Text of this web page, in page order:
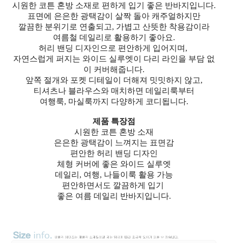
시원한 코튼 혼방 소재로 편하게 입기 좋은 반바지입니다.
표면에 은은한 광택감이 살짝 돌아 캐주얼하지만
깔끔한 분위기로 연출되고, 가볍고 산뜻한 착용감이라
여름철 데일리로 활용하기 좋아요.
허리 밴딩 디자인으로 편안하게 입어지며,
자연스럽게 퍼지는 와이드 실루엣이 다리 라인을 부담 없
이 커버해줍니다.
앞쪽 절개와 포켓 디테일이 더해져 밋밋하지 않고,
티셔츠나 블라우스와 매치하면 데일리룩부터
여행룩, 마실룩까지 다양하게 코디됩니다.
제품 특장점
시원한 코튼 혼방 소재
은은한 광택감이 느껴지는 표면감
편안한 허리 밴딩 디자인
체형 커버에 좋은 와이드 실루엣
데일리, 여행, 나들이룩 활용 가능
편안하면서도 깔끔하게 입기
좋은 여름 데일리 반바지입니다.